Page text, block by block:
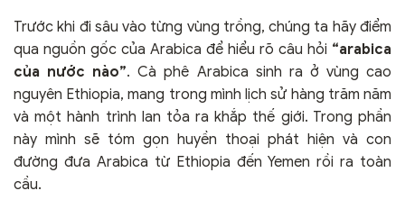
Trước khi đi sâu vào từng vùng trồng, chúng ta hãy điểm
qua nguồn gốc của Arabica để hiểu rõ câu hỏi “arabica
của nước nào”. Cà phê Arabica sinh ra ở vùng cao
nguyên Ethiopia, mang trong mình lịch sử hàng trăm năm
và một hành trình lan tỏa ra khắp thế giới. Trong phần
này mình sẽ tóm gọn huyền thoại phát hiện và con
đường đưa Arabica từ Ethiopia đến Yemen rồi ra toàn
cầu.